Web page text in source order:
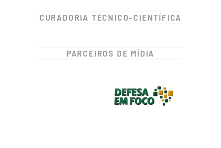
CURADORIA TÉCNICO-CIENTÍFICA
PARCEIROS DE MÍDIA